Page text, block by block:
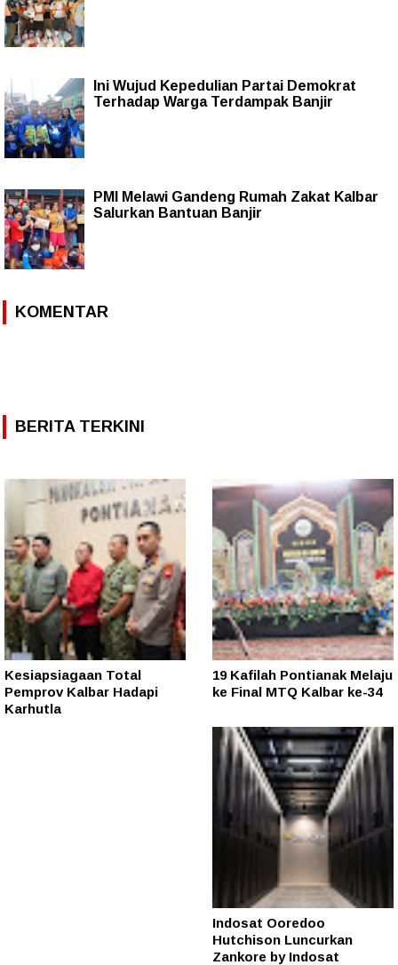
Ini Wujud Kepedulian Partai Demokrat
Terhadap Warga Terdampak Banjir
PMI Melawi Gandeng Rumah Zakat Kalbar
Salurkan Bantuan Banjir
KOMENTAR
BERITA TERKINI
Kesiapsiagaan Total
Pemprov Kalbar Hadapi
Karhutla
19 Kafilah Pontianak Melaju
ke Final MTQ Kalbar ke-34
Indosat Ooredoo
Hutchison Luncurkan
Zankore by Indosat